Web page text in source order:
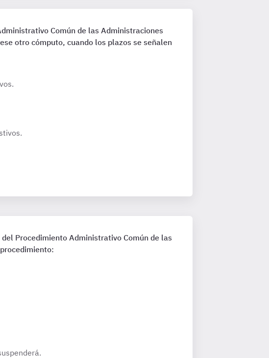
Común de las Administraciones
otro cómputo, cuando los plazos se señalen
Procedimiento Administrativo Común de las